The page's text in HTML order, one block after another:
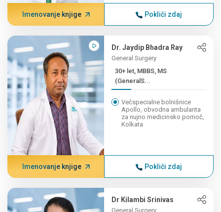
Imenovanje knjige Pokliči zdaj
Dr. Jaydip Bhadra Ray
General Surgery
30+ let, MBBS, MS
(GeneralS...
Večspecialne bolnišnice
Apollo, obvodna ambulanta
za nujno medicinsko pomoč,
Kolkata
Imenovanje knjige Pokliči zdaj
Dr Kilambi Srinivas
General Surgery